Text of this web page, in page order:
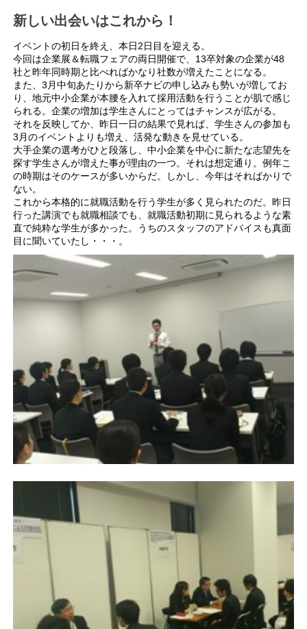
新しい出会いはこれから！
イベントの初日を終え、本日2日目を迎える。
今回は企業展＆転職フェアの両日開催で、13卒対象の企業が48
社と昨年同時期と比べればかなり社数が増えたことになる。
また、3月中旬あたりから新卒ナビの申し込みも勢いが増してお
り、地元中小企業が本腰を入れて採用活動を行うことが肌で感じ
られる。企業の増加は学生さんにとってはチャンスが広がる。
それを反映してか、昨日一日の結果で見れば、学生さんの参加も
3月のイベントよりも増え、活発な動きを見せている。
大手企業の選考がひと段落し、中小企業を中心に新たな志望先を
探す学生さんが増えた事が理由の一つ。それは想定通り。例年こ
の時期はそのケースが多いからだ。しかし、今年はそればかりで
ない。
これから本格的に就職活動を行う学生が多く見られたのだ。昨日
行った講演でも就職相談でも、就職活動初期に見られるような素
直で純粋な学生が多かった。うちのスタッフのアドバイスも真面
目に聞いていたし・・・。